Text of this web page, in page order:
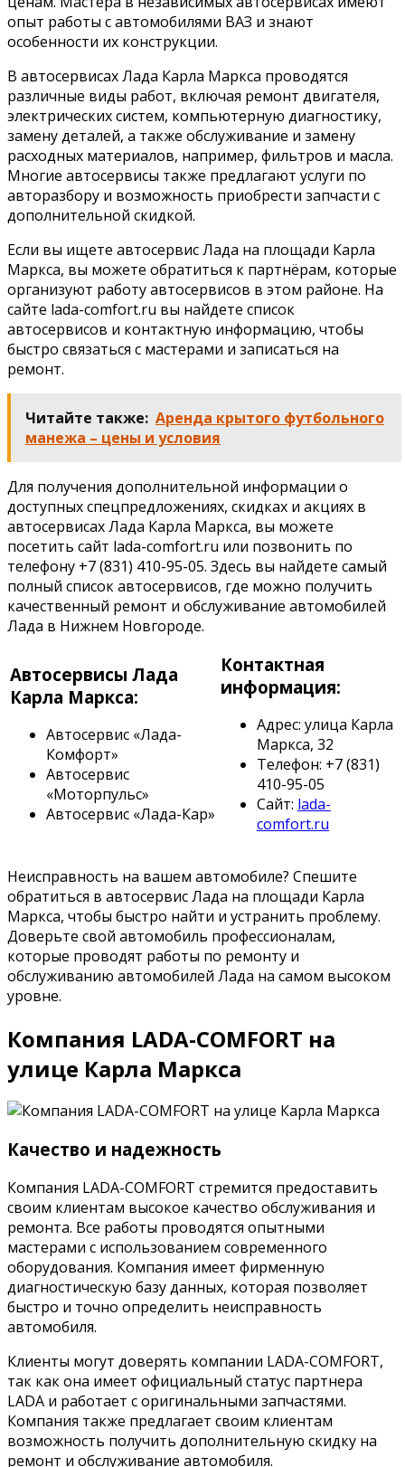
опыт работы с автомобилями ВАЗ и знают
особенности их конструкции.
В автосервисах Лада Карла Маркса проводятся
различные виды работ, включая ремонт двигателя,
электрических систем, компьютерную диагностику,
замену деталей, а также обслуживание и замену
расходных материалов, например, фильтров и масла.
Многие автосервисы также предлагают услуги по
авторазбору и возможность приобрести запчасти с
дополнительной скидкой.
Если вы ищете автосервис Лада на площади Карла
Маркса, вы можете обратиться к партнёрам, которые
организуют работу автосервисов в этом районе. На
сайте lada-comfort.ru вы найдете список
автосервисов и контактную информацию, чтобы
быстро связаться с мастерами и записаться на
ремонт.
Читайте также: Аренда крытого футбольного
манежа – цены и условия
Для получения дополнительной информации о
доступных спецпредложениях, скидках и акциях в
автосервисах Лада Карла Маркса, вы можете
посетить сайт lada-comfort.ru или позвонить по
телефону +7 (831) 410-95-05. Здесь вы найдете самый
полный список автосервисов, где можно получить
качественный ремонт и обслуживание автомобилей
Лада в Нижнем Новгороде.
Автосервисы Лада
Карла Маркса:
Автосервис «Лада-
Комфорт»
Автосервис
«Моторпульс»
Автосервис «Лада-Кар»
Контактная
информация:
Адрес: улица Карла
Маркса, 32
Телефон: +7 (831)
410-95-05
Сайт: lada-
comfort.ru
Неисправность на вашем автомобиле? Спешите
обратиться в автосервис Лада на площади Карла
Маркса, чтобы быстро найти и устранить проблему.
Доверьте свой автомобиль профессионалам,
которые проводят работы по ремонту и
обслуживанию автомобилей Лада на самом высоком
уровне.
Компания LADA-COMFORT на
улице Карла Маркса
Качество и надежность
Компания LADA-COMFORT стремится предоставить
своим клиентам высокое качество обслуживания и
ремонта. Все работы проводятся опытными
мастерами с использованием современного
оборудования. Компания имеет фирменную
диагностическую базу данных, которая позволяет
быстро и точно определить неисправность
автомобиля.
Клиенты могут доверять компании LADA-COMFORT,
так как она имеет официальный статус партнера
LADA и работает с оригинальными запчастями.
Компания также предлагает своим клиентам
возможность получить дополнительную скидку на
ремонт и обслуживание автомобиля.